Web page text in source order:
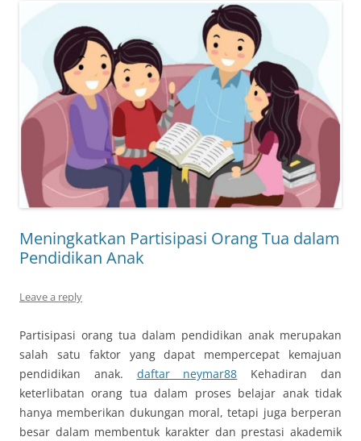
Meningkatkan Partisipasi Orang Tua dalam
Pendidikan Anak
Leave a reply
Partisipasi orang tua dalam pendidikan anak merupakan
salah satu faktor yang dapat mempercepat kemajuan
pendidikan anak. daftar neymar88 Kehadiran dan
keterlibatan orang tua dalam proses belajar anak tidak
hanya memberikan dukungan moral, tetapi juga berperan
besar dalam membentuk karakter dan prestasi akademik